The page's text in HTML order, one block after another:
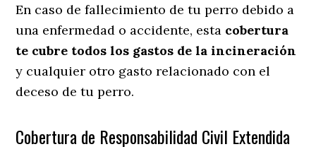
En caso de fallecimiento de tu perro debido a
una enfermedad o accidente, esta cobertura
te cubre todos los gastos de la incineración
y cualquier otro gasto relacionado con el
deceso de tu perro.
Cobertura de Responsabilidad Civil Extendida